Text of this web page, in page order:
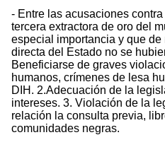
- Entre las acusaciones
tercera extractora de oro del
especial importancia y que
directa del Estado no se
Beneficiarse de graves
humanos, crímenes de lesa
DIH. 2.Adecuación de la
intereses. 3. Violación de la
relación la consulta previa,
comunidades negras.